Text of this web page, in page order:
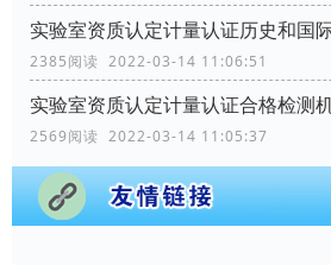
2385阅读 2022-03-14 11:06:51
2569阅读 2022-03-14 11:05:37